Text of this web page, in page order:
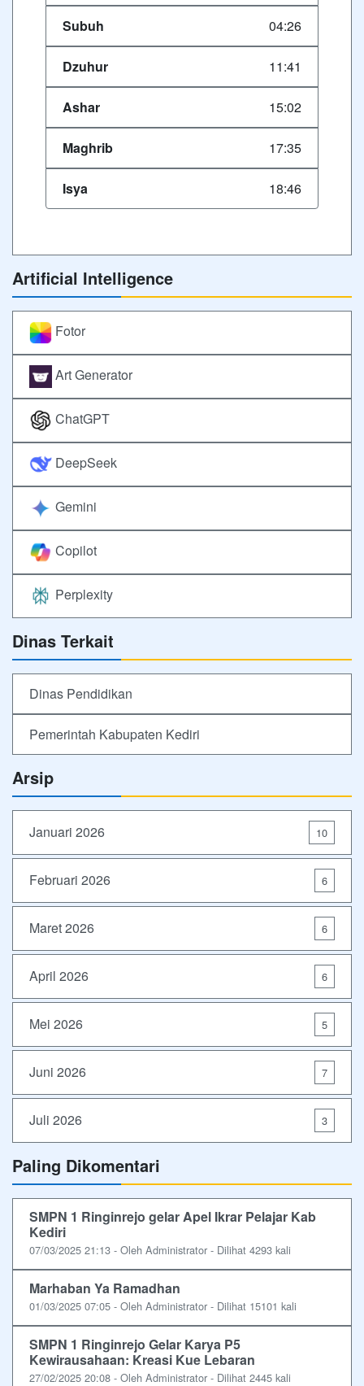
Subuh 04:26
Dzuhur 11:41
Ashar 15:02
Maghrib 17:35
Isya 18:46
Artificial Intelligence
Fotor
Art Generator
ChatGPT
DeepSeek
Gemini
Copilot
Perplexity
Dinas Terkait
Dinas Pendidikan
Pemerintah Kabupaten Kediri
Arsip
Januari 2026 10
Februari 2026 6
Maret 2026 6
April 2026 6
Mei 2026 5
Juni 2026 7
Juli 2026 3
Paling Dikomentari
SMPN 1 Ringinrejo gelar Apel Ikrar Pelajar Kab
Kediri
07/03/2025 21:13 - Oleh Administrator - Dilihat 4293 kali
Marhaban Ya Ramadhan
01/03/2025 07:05 - Oleh Administrator - Dilihat 15101 kali
SMPN 1 Ringinrejo Gelar Karya P5
Kewirausahaan: Kreasi Kue Lebaran
27/02/2025 20:08 - Oleh Administrator - Dilihat 2445 kali